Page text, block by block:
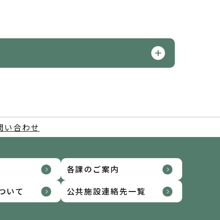
い合わせ
各課のご案内
いて
公共施設連絡先一覧